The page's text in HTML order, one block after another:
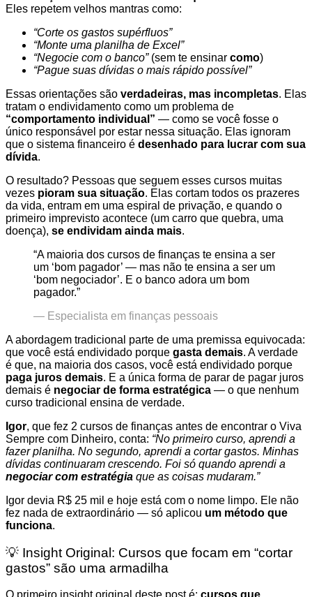
Eles repetem velhos mantras como:
“Corte os gastos supérfluos”
“Monte uma planilha de Excel”
“Negocie com o banco”(sem te ensinar como)
“Pague suas dívidas o mais rápido possível”
Essas orientações são verdadeiras, mas incompletas. Elas
tratam o endividamento como um problema de
“comportamento individual” — como se você fosse o
único responsável por estar nessa situação. Elas ignoram
que o sistema financeiro é desenhado para lucrar com sua
dívida.
O resultado? Pessoas que seguem esses cursos muitas
vezes pioram sua situação. Elas cortam todos os prazeres
da vida, entram em uma espiral de privação, e quando o
primeiro imprevisto acontece (um carro que quebra, uma
doença), se endividam ainda mais.
“A maioria dos cursos de finanças te ensina a ser
um ‘bom pagador’ — mas não te ensina a ser um
‘bom negociador’. E o banco adora um bom
pagador.”
— Especialista em finanças pessoais
A abordagem tradicional parte de uma premissa equivocada:
que você está endividado porque gasta demais. A verdade
é que, na maioria dos casos, você está endividado porque
paga juros demais. E a única forma de parar de pagar juros
demais é negociar de forma estratégica — o que nenhum
curso tradicional ensina de verdade.
Igor, que fez 2 cursos de finanças antes de encontrar o Viva
Sempre com Dinheiro, conta: “No primeiro curso, aprendi a
fazer planilha. No segundo, aprendi a cortar gastos. Minhas
dívidas continuaram crescendo. Foi só quando aprendi a
negociar com estratégia que as coisas mudaram.”
Igor devia R$ 25 mil e hoje está com o nome limpo. Ele não
fez nada de extraordinário — só aplicou um método que
funciona.
💡 Insight Original: Cursos que focam em “cortar
gastos” são uma armadilha